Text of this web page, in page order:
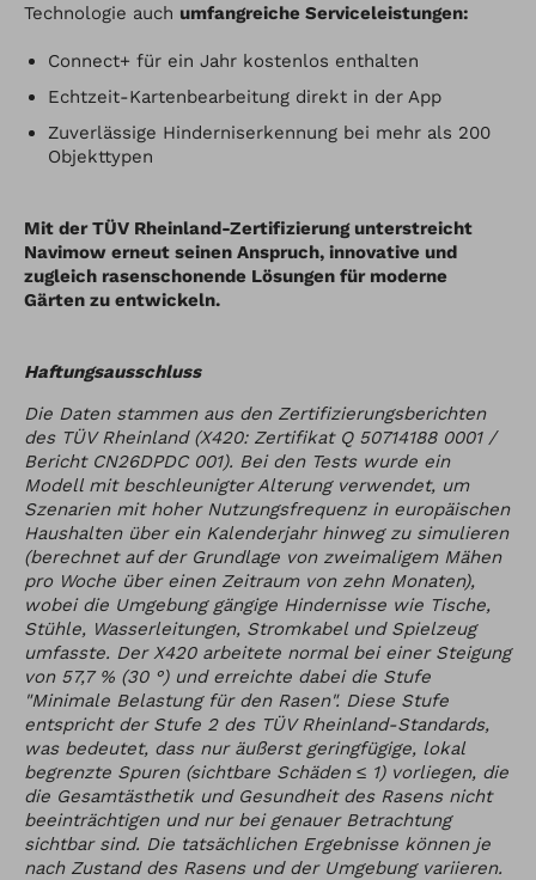
Technologie auch umfangreiche Serviceleistungen:
Connect+ für ein Jahr kostenlos enthalten
Echtzeit-Kartenbearbeitung direkt in der App
Zuverlässige Hinderniserkennung bei mehr als 200
Objekttypen
Mit der TÜV Rheinland-Zertifizierung unterstreicht
Navimow erneut seinen Anspruch, innovative und
zugleich rasenschonende Lösungen für moderne
Gärten zu entwickeln.
Haftungsausschluss
Die Daten stammen aus den Zertifizierungsberichten
des TÜV Rheinland (X420: Zertifikat Q 50714188 0001 /
Bericht CN26DPDC 001). Bei den Tests wurde ein
Modell mit beschleunigter Alterung verwendet, um
Szenarien mit hoher Nutzungsfrequenz in europäischen
Haushalten über ein Kalenderjahr hinweg zu simulieren
(berechnet auf der Grundlage von zweimaligem Mähen
pro Woche über einen Zeitraum von zehn Monaten),
wobei die Umgebung gängige Hindernisse wie Tische,
Stühle, Wasserleitungen, Stromkabel und Spielzeug
umfasste. Der X420 arbeitete normal bei einer Steigung
von 57,7 % (30 °) und erreichte dabei die Stufe
"Minimale Belastung für den Rasen". Diese Stufe
entspricht der Stufe 2 des TÜV Rheinland-Standards,
was bedeutet, dass nur äußerst geringfügige, lokal
begrenzte Spuren (sichtbare Schäden ≤ 1) vorliegen, die
die Gesamtästhetik und Gesundheit des Rasens nicht
beeinträchtigen und nur bei genauer Betrachtung
sichtbar sind. Die tatsächlichen Ergebnisse können je
nach Zustand des Rasens und der Umgebung variieren.